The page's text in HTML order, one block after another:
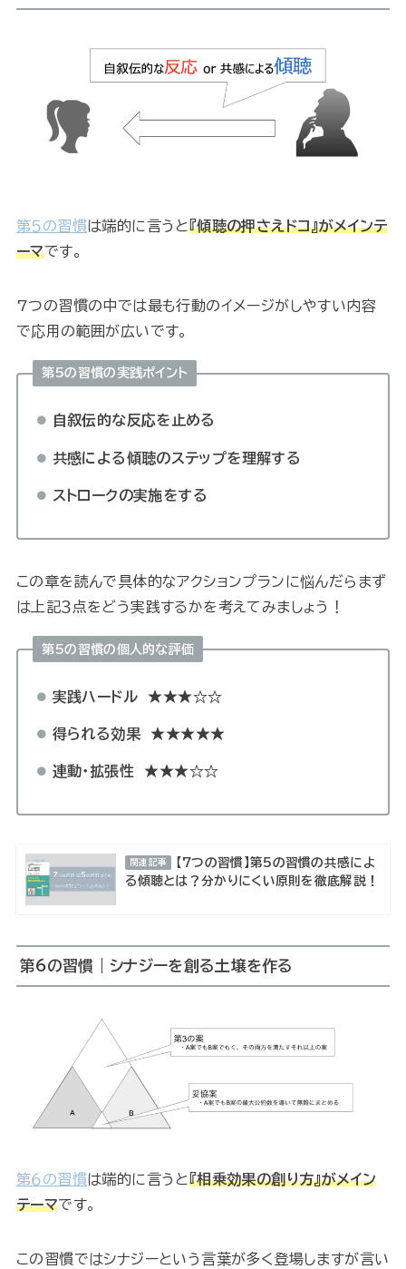
第５の習慣は端的に言うと『傾聴の押さえドコ』がメインテ
ーマです。
7つの習慣の中では最も行動のイメージがしやすい内容
で応用の範囲が広いです。
第5の習慣の実践ポイント
自叙伝的な反応を止める
共感による傾聴のステップを理解する
ストロークの実施をする
この章を読んで具体的なアクションプランに悩んだらまず
は上記３点をどう実践するかを考えてみましょう！
第5の習慣の個人的な評価
実践ハードル★★★☆☆
得られる効果★★★★★
連動・拡張性 ★★★☆☆
関連記事
【7つの習慣】第5の習慣の共感によ
る傾聴とは？分かりにくい原則を徹底解説！
第6の習慣｜シナジーを創る土壌を作る
第６の習慣は端的に言うと『相乗効果の創り方』がメイン
テーマです。
この習慣ではシナジーという言葉が多く登場しますが言い